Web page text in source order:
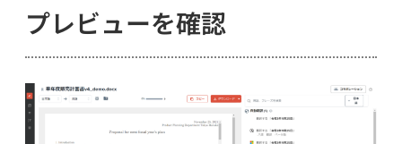
プレビューを確認